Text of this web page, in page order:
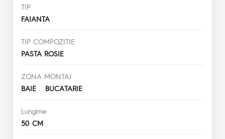
TIP
FAIANTA
TIP COMPOZITIE
PASTA ROSIE
ZONA MONTAJ
BAIE BUCATARIE
Lungime
50 CM